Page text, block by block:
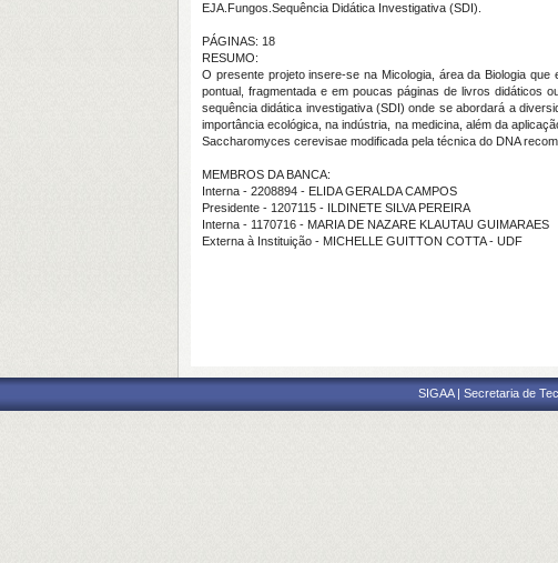
EJA.Fungos.Sequência Didática Investigativa (SDI).
PÁGINAS: 18
RESUMO:
O presente projeto insere-se na Micologia, área da Biologia
pontual, fragmentada e em poucas páginas de livros didáticos
sequência didática investigativa (SDI) onde se abordará a
importância ecológica, na indústria, na medicina, além da
Saccharomyces cerevisae modificada pela técnica do DNA
MEMBROS DA BANCA:
Interna - 2208894 - ELIDA GERALDA CAMPOS
Presidente - 1207115 - ILDINETE SILVA PEREIRA
Interna - 1170716 - MARIA DE NAZARE KLAUTAU GUIMARAES
Externa à Instituição - MICHELLE GUITTON COTTA - UDF
SIGAA | Secretaria de